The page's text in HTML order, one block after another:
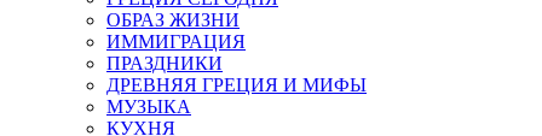
ОБРАЗ ЖИЗНИ
ИММИГРАЦИЯ
ПРАЗДНИКИ
ДРЕВНЯЯ ГРЕЦИЯ И МИФЫ
МУЗЫКА
КУХНЯ